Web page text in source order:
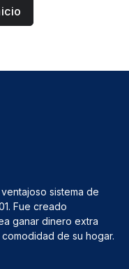
sistema de
Fue creado
ganar dinero extra
de su hogar.